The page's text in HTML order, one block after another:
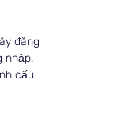
đăng
nhập.
cấu